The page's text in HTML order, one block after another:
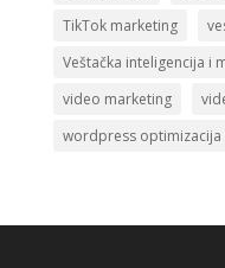
TikTok marketing
Veštačka inteligencija i
video marketing
wordpress optimizacija